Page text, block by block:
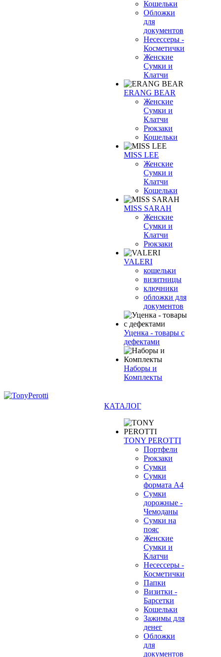
Кошельки
Обложки
для
документов
Несессеры -
Косметички
Женские
Сумки и
Клатчи
ERANG BEAR
Женские
Сумки и
Клатчи
Рюкзаки
Кошельки
MISS LEE
Женские
Сумки и
Клатчи
Кошельки
MISS SARAH
Женские
Сумки и
Клатчи
Рюкзаки
VALERI
кошельки
визитницы
ключники
обложки для
документов
Уценка - товары с
дефектами
Наборы и
Комплекты
КАТАЛОГ
TONY PEROTTI
Портфели
Рюкзаки
Сумки
Сумки
формата А4
Сумки
дорожные -
Чемоданы
Сумки на
пояс
Женские
Сумки и
Клатчи
Несессеры -
Косметички
Папки
Визитки -
Барсетки
Кошельки
Зажимы для
денег
Обложки
для
документов